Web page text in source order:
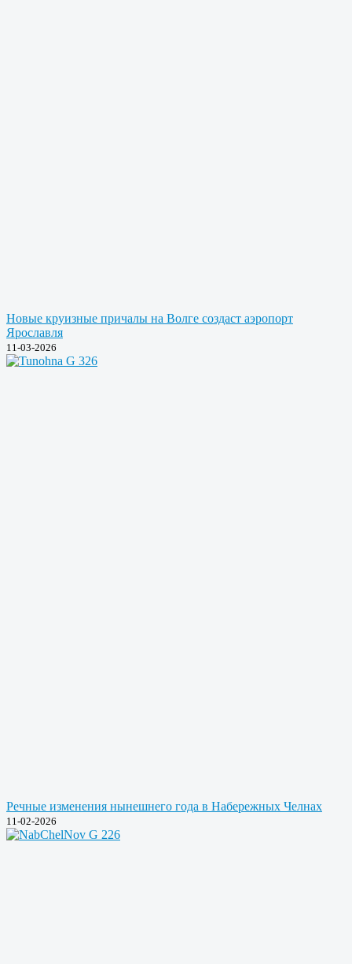
Новые круизные причалы на Волге создаст аэропорт
Ярославля
11-03-2026
Речные изменения нынешнего года в Набережных Челнах
11-02-2026